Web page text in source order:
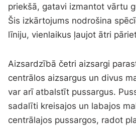
priekšā, gatavi izmantot vārtu
Šis izkārtojums nodrošina
līniju, vienlaikus ļaujot ātri
Aizsardzībā četri aizsargi
centrālos aizsargus un divus
var arī atbalstīt pussargus.
sadalīti kreisajos un labajos
centrālajos pussargos, radot